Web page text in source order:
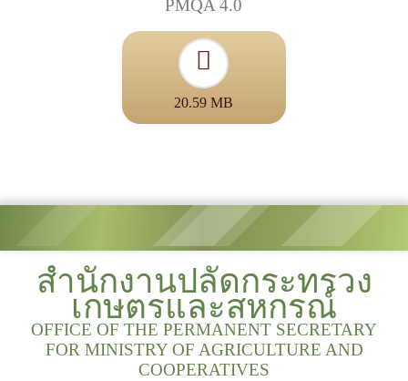
PMQA 4.0
20.59 MB
สำนักงานปลัดกระทรวง
เกษตรและสหกรณ์
OFFICE OF THE PERMANENT SECRETARY
FOR MINISTRY OF AGRICULTURE AND
COOPERATIVES